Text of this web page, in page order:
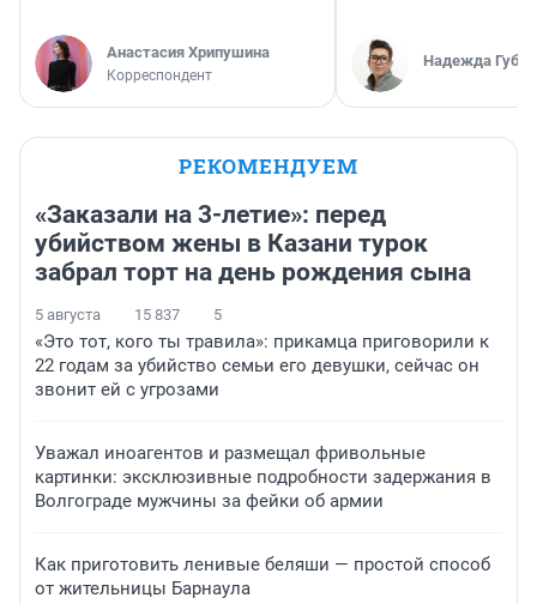
Анастасия Хрипушина
Корреспондент
Надежда
РЕКОМЕНДУЕМ
«Заказали на 3-летие»: перед
убийством жены в Казани турок
забрал торт на день рождения сына
5 августа 15 837 5
«Это тот, кого ты травила»: прикамца приговорили к
22 годам за убийство семьи его девушки, сейчас он
звонит ей с угрозами
Уважал иноагентов и размещал фривольные
картинки: эксклюзивные подробности задержания в
Волгограде мужчины за фейки об армии
Как приготовить ленивые беляши — простой способ
от жительницы Барнаула